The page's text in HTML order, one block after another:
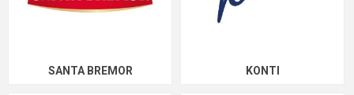
SANTA BREMOR KONTI